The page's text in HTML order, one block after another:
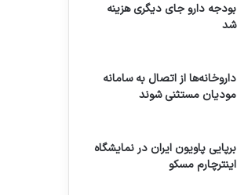
بودجه دارو جای دیگری هزینه
شد
داروخانه‌ها از اتصال به سامانه
مودیان مستثنی شوند
برپایی پاویون ایران در نمایشگاه
اینترچارم مسکو